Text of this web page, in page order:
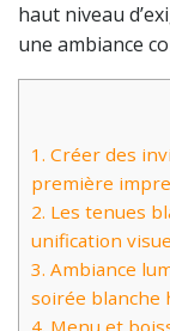
haut niveau
une ambiance
1. Créer des
première
2. Les tenues
unification
3. Ambiance
soirée blanche